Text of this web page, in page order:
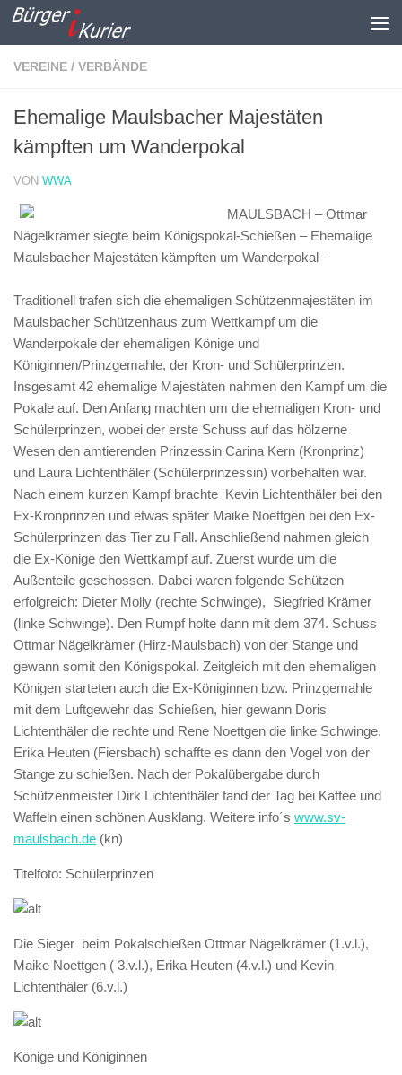
Zum Inhalt springen
VEREINE / VERBÄNDE
Ehemalige Maulsbacher Majestäten
kämpften um Wanderpokal
VON WWA
MAULSBACH – Ottmar
Nägelkrämer siegte beim Königspokal-Schießen – Ehemalige
Maulsbacher Majestäten kämpften um Wanderpokal –
Traditionell trafen sich die ehemaligen Schützenmajestäten im
Maulsbacher Schützenhaus zum Wettkampf um die
Wanderpokale der ehemaligen Könige und
Königinnen/Prinzgemahle, der Kron- und Schülerprinzen.
Insgesamt 42 ehemalige Majestäten nahmen den Kampf um die
Pokale auf. Den Anfang machten um die ehemaligen Kron- und
Schülerprinzen, wobei der erste Schuss auf das hölzerne
Wesen den amtierenden Prinzessin Carina Kern (Kronprinz)
und Laura Lichtenthäler (Schülerprinzessin) vorbehalten war.
Nach einem kurzen Kampf brachte Kevin Lichtenthäler bei den
Ex-Kronprinzen und etwas später Maike Noettgen bei den Ex-
Schülerprinzen das Tier zu Fall. Anschließend nahmen gleich
die Ex-Könige den Wettkampf auf. Zuerst wurde um die
Außenteile geschossen. Dabei waren folgende Schützen
erfolgreich: Dieter Molly (rechte Schwinge), Siegfried Krämer
(linke Schwinge). Den Rumpf holte dann mit dem 374. Schuss
Ottmar Nägelkrämer (Hirz-Maulsbach) von der Stange und
gewann somit den Königspokal. Zeitgleich mit den ehemaligen
Königen starteten auch die Ex-Königinnen bzw. Prinzgemahle
mit dem Luftgewehr das Schießen, hier gewann Doris
Lichtenthäler die rechte und Rene Noettgen die linke Schwinge.
Erika Heuten (Fiersbach) schaffte es dann den Vogel von der
Stange zu schießen. Nach der Pokalübergabe durch
Schützenmeister Dirk Lichtenthäler fand der Tag bei Kaffee und
Waffeln einen schönen Ausklang. Weitere info´s www.sv-
maulsbach.de (kn)
Titelfoto: Schülerprinzen
Die Sieger beim Pokalschießen Ottmar Nägelkrämer (1.v.l.),
Maike Noettgen ( 3.v.l.), Erika Heuten (4.v.l.) und Kevin
Lichtenthäler (6.v.l.)
Könige und Königinnen